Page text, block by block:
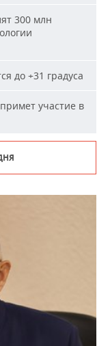
300 млн
до +31 градуса
участие в